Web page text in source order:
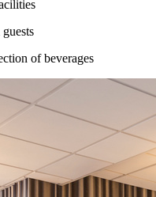
of beverages